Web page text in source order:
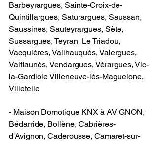
Barbeyrargues, Sainte-Croix-de-
Quintillargues, Saturargues, Saussan,
Saussines, Sauteyrargues, Sète,
Sussargues, Teyran, Le Triadou,
Vacquières, Vailhauquès, Valergues,
Valflaunès, Vendargues, Vérargues, Vic-
la-Gardiole Villeneuve-lès-Maguelone,
Villetelle
- Maison Domotique KNX à AVIGNON​,
Bédarride, Bollène, Cabrières-
d'Avignon, Caderousse, Camaret-sur-